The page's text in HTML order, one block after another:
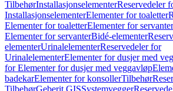
TilbehørInstallasjonselementerReservedeler
InstallasjonselementerElementer for toaletter
Elementer for toaletterElementer for servanter
Elementer for servanterBidé-elementer
elementerUrinalelementerReservedeler for
UrinalelementerElementer for dusjer med
for Elementer for dusjer med veggavløp
badekarElementer for konsollerTilbehør
TilbehørGeberit GISSystemvegger